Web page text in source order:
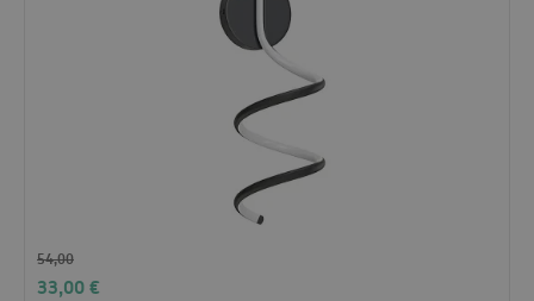
54,00
33,00€